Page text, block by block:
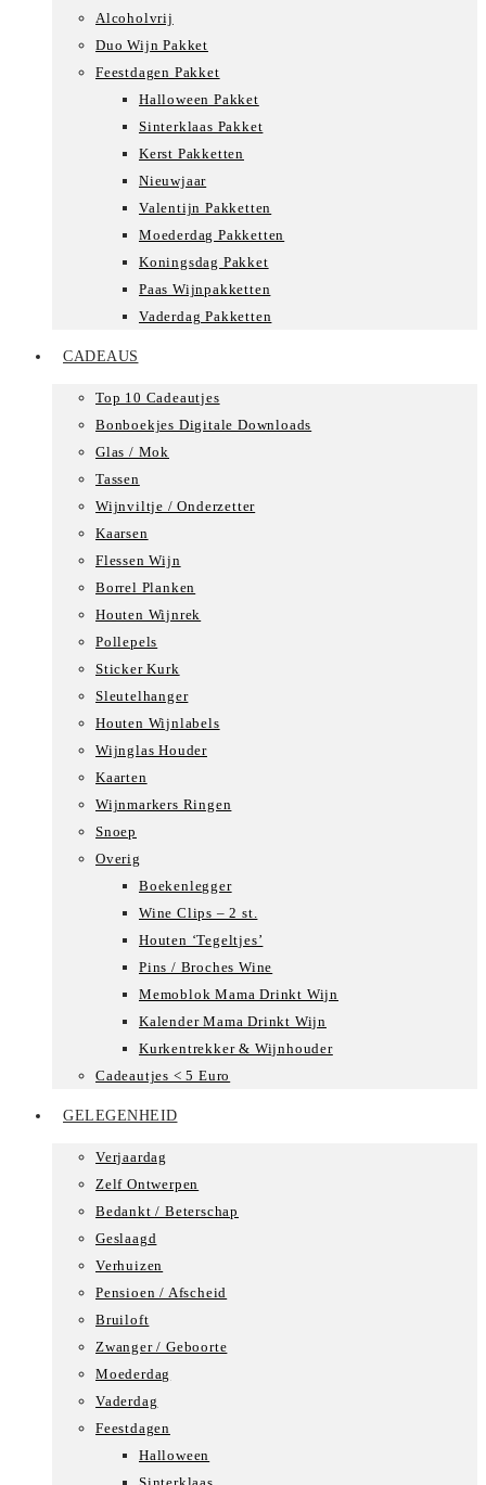
Alcoholvrij
Duo Wijn Pakket
Feestdagen Pakket
Halloween Pakket
Sinterklaas Pakket
Kerst Pakketten
Nieuwjaar
Valentijn Pakketten
Moederdag Pakketten
Koningsdag Pakket
Paas Wijnpakketten
Vaderdag Pakketten
CADEAUS
Top 10 Cadeautjes
Bonboekjes Digitale Downloads
Glas / Mok
Tassen
Wijnviltje / Onderzetter
Kaarsen
Flessen Wijn
Borrel Planken
Houten Wijnrek
Pollepels
Sticker Kurk
Sleutelhanger
Houten Wijnlabels
Wijnglas Houder
Kaarten
Wijnmarkers Ringen
Snoep
Overig
Boekenlegger
Wine Clips – 2 st.
Houten ‘Tegeltjes’
Pins / Broches Wine
Memoblok Mama Drinkt Wijn
Kalender Mama Drinkt Wijn
Kurkentrekker & Wijnhouder
Cadeautjes < 5 Euro
GELEGENHEID
Verjaardag
Zelf Ontwerpen
Bedankt / Beterschap
Geslaagd
Verhuizen
Pensioen / Afscheid
Bruiloft
Zwanger / Geboorte
Moederdag
Vaderdag
Feestdagen
Halloween